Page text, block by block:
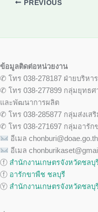
PREVIOUS
ข้อมูลติดต่อหน่วยงาน
✆ โทร 038-278187 ฝ่ายบริหาร
✆ โทร 038-277899 กลุ่มยุทธศ
และพัฒนาการผลิต
✆ โทร 038-285877 กลุ่มส่งเส
✆ โทร 038-271697 กลุ่มอารัก
อีเมล chonburi@doae.go.th
อีเมล
ⓕ สำนักงานเกษตรจังหวัดชลบุ
ⓕ อารักขาพืช ชลบุรี
Ⓨ สำนักงานเกษตรจังหวัดชลบุ